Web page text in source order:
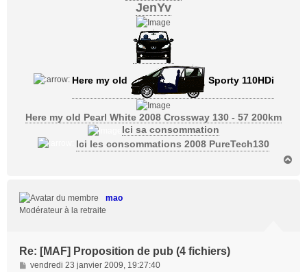
JenYv
Here my old Sporty 110HDi
Here my old Pearl White 2008 Crossway 130 - 57 200km
Ici sa consommation
Ici les consommations 2008 PureTech130
mao
Modérateur à la retraite
Re: [MAF] Proposition de pub (4 fichiers)
M
vendredi 23 janvier 2009, 19:27:40